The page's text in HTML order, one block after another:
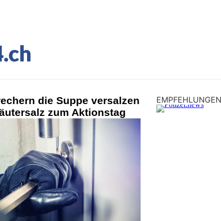
die Suppe versalzen
zum Aktionstag
EMPFEHLUNGEN